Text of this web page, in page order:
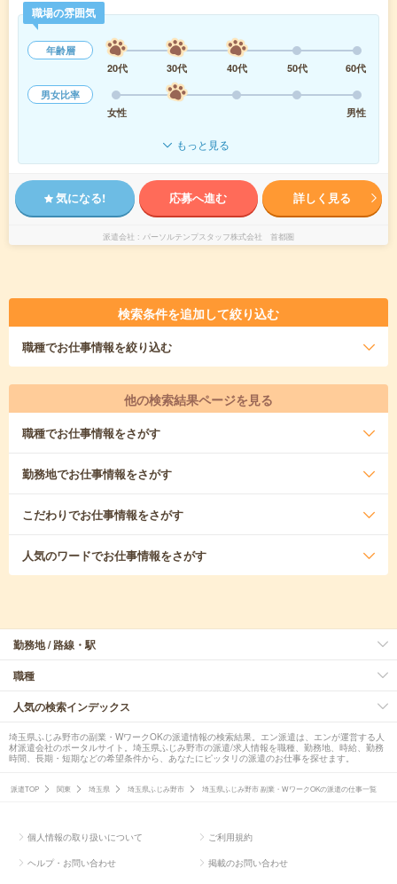
職場の雰囲気
年齢層
20代
30代 40代 50代
60代
男女比率
女性
男性
もっと見る
気になる! 応募へ進む 詳しく見る
派遣会社 パーソルテンプスタッフ株式会社 首都圏
検索条件を追加して絞り込む
職種でお仕事情報を絞り込む
他の検索結果ページを見る
職種でお仕事情報をさがす
勤務地でお仕事情報をさがす
こだわりでお仕事情報をさがす
人気のワードでお仕事情報をさがす
勤務地 / 路線・駅
職種
人気の検索インデックス
埼玉県ふじみ野市の副業・WワークOKの派遣情報の検索結果。エン派遣は、エンが運営する人
材派遣会社のポータルサイト。埼玉県ふじみ野市の派遣/求人情報を職種、勤務地、時給、勤務
時間、長期・短期などの希望条件から、あなたにピッタリの派遣のお仕事を探せます。
派遣TOP 関東 埼玉県 埼玉県ふじみ野市 埼玉県ふじみ野市 副業・WワークOKの派遣の仕事一覧
個人情報の取り扱いについて ご利用規約
ヘルプ・お問い合わせ 掲載のお問い合わせ